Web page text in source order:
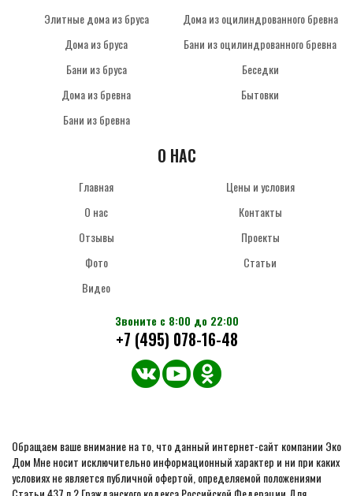
Элитные дома из бруса
Дома из бруса
Бани из бруса
Дома из бревна
Бани из бревна
Дома из оцилиндрованного бревна
Бани из оцилиндрованного бревна
Беседки
Бытовки
О НАС
Главная
О нас
Отзывы
Фото
Видео
Цены и условия
Контакты
Проекты
Статьи
Звоните с 8:00 до 22:00
+7 (495) 078-16-48
Обращаем ваше внимание на то, что данный интернет-сайт компании Эко
Дом Мне носит исключительно информационный характер и ни при каких
условиях не является публичной офертой, определяемой положениями